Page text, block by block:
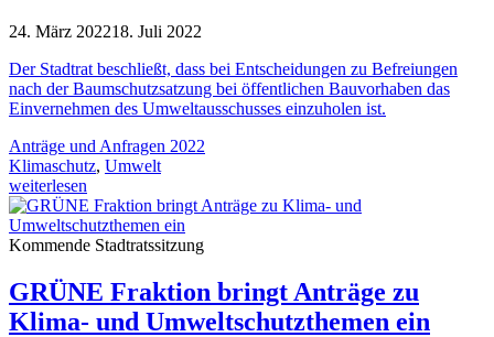
24. März 202218. Juli 2022
Der Stadtrat beschließt, dass bei Entscheidungen zu Befreiungen
nach der Baumschutzsatzung bei öffentlichen Bauvorhaben das
Einvernehmen des Umweltausschusses einzuholen ist.
Anträge und Anfragen 2022
Klimaschutz, Umwelt
weiterlesen
Kommende Stadtratssitzung
GRÜNE Fraktion bringt Anträge zu
Klima- und Umweltschutzthemen ein